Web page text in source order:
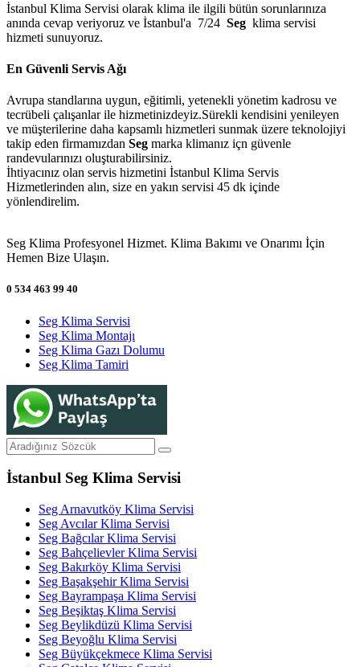
İstanbul Klima Servisi olarak klima ile ilgili bütün sorunlarınıza
anında cevap veriyoruz ve İstanbul'a 7/24 Seg klima servisi
hizmeti sunuyoruz.
En Güvenli Servis Ağı
Avrupa standlarına uygun, eğitimli, yetenekli yönetim kadrosu ve
tecrübeli çalışanlar ile hizmetinizdeyiz.Sürekli kendisini yenileyen
ve müşterilerine daha kapsamlı hizmetleri sunmak üzere teknolojiyi
takip eden firmamızdan Seg marka klimanız içn güvenle
randevularınızı oluşturabilirsiniz.
İhtiyacınız olan servis hizmetini İstanbul Klima Servis
Hizmetlerinden alın, size en yakın servisi 45 dk içinde
yönlendirelim.
Seg Klima Profesyonel Hizmet. Klima Bakımı ve Onarımı İçin
Hemen Bize Ulaşın.
0 534 463 99 40
Seg Klima Servisi
Seg Klima Montajı
Seg Klima Gazı Dolumu
Seg Klima Tamiri
İstanbul Seg Klima Servisi
Seg Arnavutköy Klima Servisi
Seg Avcılar Klima Servisi
Seg Bağcılar Klima Servisi
Seg Bahçelievler Klima Servisi
Seg Bakırköy Klima Servisi
Seg Başakşehir Klima Servisi
Seg Bayrampaşa Klima Servisi
Seg Beşiktaş Klima Servisi
Seg Beylikdüzü Klima Servisi
Seg Beyoğlu Klima Servisi
Seg Büyükçekmece Klima Servisi